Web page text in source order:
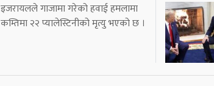
इजरायलले गाजामा गरेको हवाई हमलामा
कम्तिमा २२ प्यालेस्टिनीको मृत्यु भएको छ ।